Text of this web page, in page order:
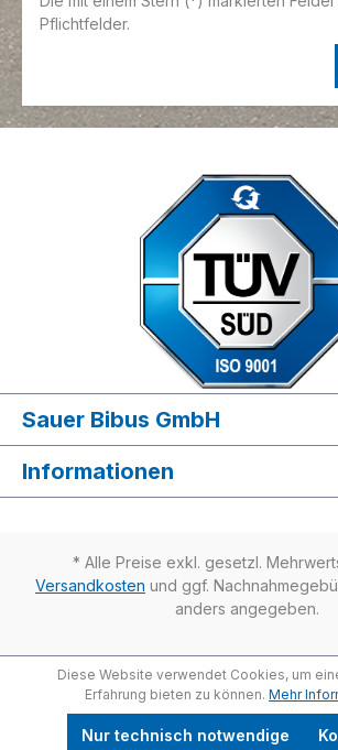
Pflichtfelder.
Sauer Bibus GmbH
Informationen
* Alle Preise exkl. gesetzl.
Versandkosten und ggf.
anders angegeben.
Diese Website verwendet Cookies, um
Erfahrung bieten zu können. Mehr
Nur technisch notwendige